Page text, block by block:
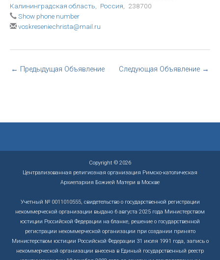
Калининградская область
Россия
238700
Show phone number
voskreseniechrista@mail.ru
← Предыдущая Объявление Следующая Объявление →
Copyright © 2026
Централизованная религиозная организация Римско-католическая
Архиепархия Божией Матери в Москве
Учетный № 0011010555, свидетельство о государственной регистрации
некоммерческой организации выдано 6 августа 2025 года Министерством
юстиции Российской Федерации на бланке, решение о государственной
регистрации некоммерческой организации при создании принято
Министерством юстиции Российской Федерации 31 июля 1991 года, запись о
некоммерческой организации внесена в Единый государственный реестр